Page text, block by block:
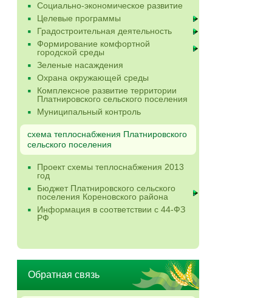
Социально-экономическое развитие
Целевые программы
Градостроительная деятельность
Формирование комфортной
городской среды
Зеленые насаждения
Охрана окружающей среды
Комплексное развитие территории
Платнировского сельского поселения
Муниципальный контроль
схема теплоснабжения Платнировского
сельского поселения
Проект схемы теплоснабжения 2013
год
Бюджет Платнировского сельского
поселения Кореновского района
Информация в соответствии с 44-ФЗ
РФ
Обратная связь